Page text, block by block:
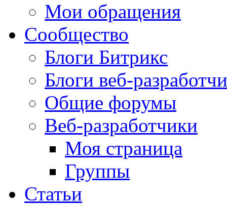
Мои обращения
Сообщество
Блоги Битрикс
Блоги веб-
Общие форумы
Веб-разработчики
Моя страница
Группы
Статьи